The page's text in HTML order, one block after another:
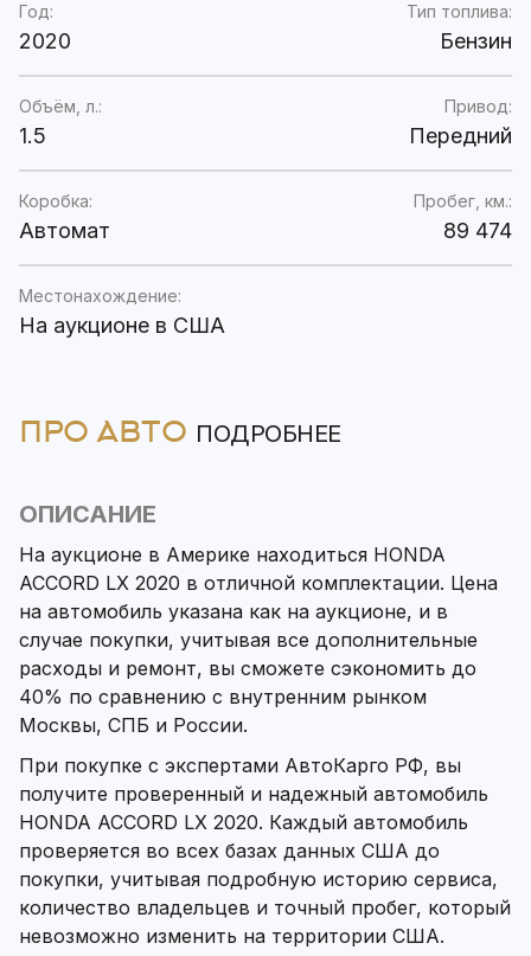
Год:
2020
Тип топлива:
Бензин
Объём, л.:
1.5
Привод:
Передний
Коробка:
Автомат
Пробег, км.:
89 474
Местонахождение:
На аукционе в США
ПРО АВТО ПОДРОБНЕЕ
ОПИСАНИЕ
На аукционе в Америке находиться HONDA
ACCORD LX 2020 в отличной комплектации. Цена
на автомобиль указана как на аукционе, и в
случае покупки, учитывая все дополнительные
расходы и ремонт, вы сможете сэкономить до
40% по сравнению с внутренним рынком
Москвы, СПБ и России.
При покупке с экспертами АвтоКарго РФ, вы
получите проверенный и надежный автомобиль
HONDA ACCORD LX 2020. Каждый автомобиль
проверяется во всех базах данных США до
покупки, учитывая подробную историю сервиса,
количество владельцев и точный пробег, который
невозможно изменить на территории США.